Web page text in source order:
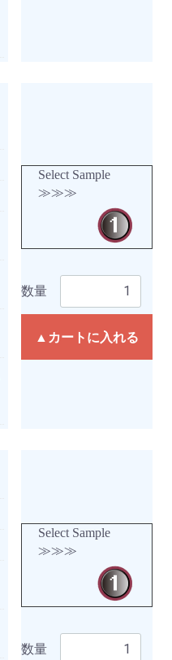
Select Sample
≫≫≫
数量
▲カートに入れる
Select Sample
≫≫≫
数量